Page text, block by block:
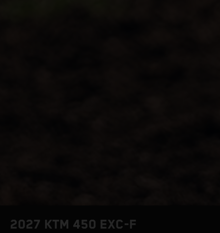
2027 KTM 450 EXC-F